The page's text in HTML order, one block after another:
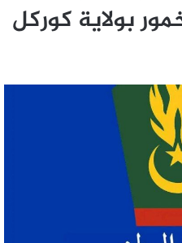
بولاية كوركل